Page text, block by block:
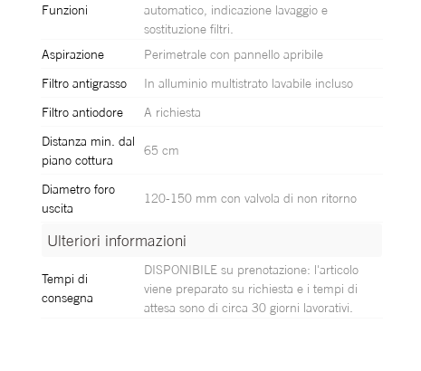
Funzioni
automatico, indicazione lavaggio e
sostituzione filtri.
Aspirazione
Perimetrale con pannello apribile
Filtro antigrasso
In alluminio multistrato lavabile incluso
Filtro antiodore
A richiesta
Distanza min. dal
piano cottura
65 cm
Diametro foro
uscita
120-150 mm con valvola di non ritorno
Ulteriori informazioni
Tempi di
consegna
DISPONIBILE su prenotazione: l'articolo
viene preparato su richiesta e i tempi di
attesa sono di circa 30 giorni lavorativi.